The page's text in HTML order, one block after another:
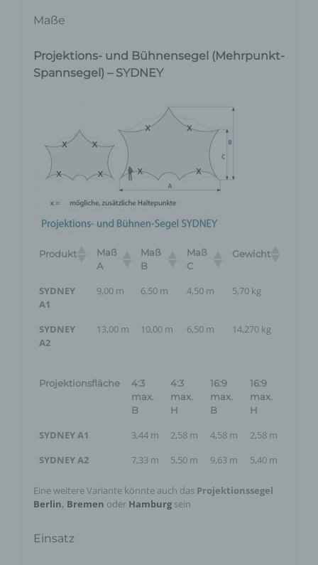
Maße
Projektions- und Bühnensegel (Mehrpunkt-
Spannsegel) – SYDNEY
Produkt
Maß
A
Maß
B
Maß
C
Gewicht
SYDNEY
A1
9,00 m 6,50 m 4,50 m 5,70 kg
SYDNEY
A2
13,00 m 10,00 m 6,50 m 14,270 kg
Projektionsfläche
4:3
max.
B
4:3
max.
H
16:9
max.
B
16:9
max.
H
SYDNEY A1 3,44 m 2,58 m 4,58 m
2,58 m
SYDNEY A2
7,33 m 5,50 m 9,63 m 5,40 m
Eine weitere Variante könnte auch das Projektionssegel
Berlin, Bremen oderHamburg sein
Einsatz